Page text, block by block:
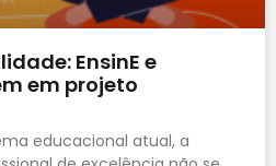
EnsinE e
em projeto
educacional atual, a